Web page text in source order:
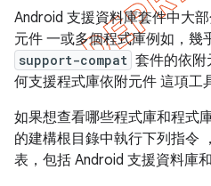
Android 支援資料庫套件中大
元件 一或多個程式庫例如，幾
support-compat 套件的依附
何支援程式庫依附元件 這項工
如果想查看哪些程式庫和程式
的建構根目錄中執行下列指令
表，包括 Android 支援資料庫